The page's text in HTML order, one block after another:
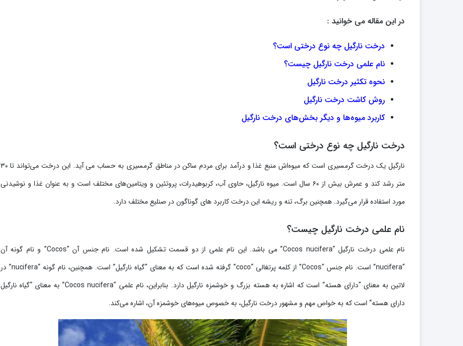
در این مقاله می خوانید :
درخت نارگیل چه نوع درختی است؟
نام علمی درخت نارگیل چیست؟
نحوه تکثیر درخت نارگیل
روش کاشت درخت نارگیل
کاربرد میوه‌ها و دیگر بخش‌های درخت نارگیل
درخت نارگیل چه نوع درختی است؟
نارگیل یک درخت گرمسیری است که میوه‌اش منبع غذا و درآمد برای مردم ساکن در مناطق گرمسیری به حساب می آید. این درخت می‌تواند تا ۳۰
متر رشد کند و عمرش بیش از ۶۰ سال است. میوه نارگیل، حاوی آب، کربوهیدرات، پروتئین و ویتامین‌های مختلف است و به عنوان غذا و نوشیدنی
مورد استفاده قرار می‌گیرد. همچنین برگ، تنه و ریشه این درخت کاربرد های گوناگون در صنلیع مختلف دارد.
نام علمی درخت نارگیل چیست؟
نام علمی درخت نارگیل “Cocos nucifera” می باشد. این نام علمی از دو قسمت تشکیل شده است. نام جنس آن “Cocos” و نام گونه آن
“nucifera” است. نام جنس “Cocos” از کلمه پرتغالی “coco” گرفته شده است که به معنای “گیاه نارگیل” است. همچنین، نام گونه “nucifera” در
لاتین به معنای “دارای هسته” است که اشاره به هسته بزرگ و خوشمزه نارگیل دارد. بنابراین، نام علمی “Cocos nucifera” به معنای “گیاه نارگیل
دارای هسته” است که به خواص مهم و مشهور درخت نارگیل، به خصوص میوه‌های خوشمزه آن، اشاره می‌کند.